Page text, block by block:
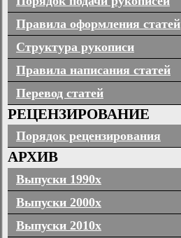
Правила оформления статей
Структура рукописи
Правила написания статей
Перевод статей
РЕЦЕНЗИРОВАНИЕ
Порядок рецензирования
АРХИВ
Выпуски 1990х
Выпуски 2000х
Выпуски 2010х